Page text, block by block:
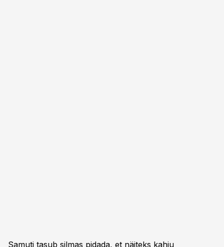
Samuti tasub silmas pidada, et näiteks kahju